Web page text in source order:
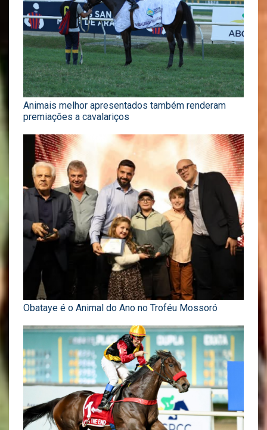
Animais melhor apresentados também renderam
premiações a cavalariços
Obataye é o Animal do Ano no Troféu Mossoró